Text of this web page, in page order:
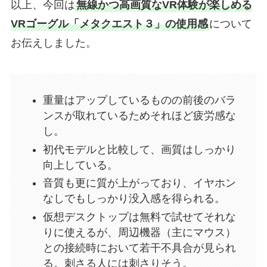
以上、今回は無線かつ高画質なVR体験が楽しめる
VRゴーグル「メタクエスト３」の使用感について
お伝えしました。
重量はアップしているものの前後のバラ
ンスが取れているためそれほど疲労感な
し。
初代モデルと比較して、画質はしっかり
向上している。
音質も更に質が上がっており、イヤホン
なしでもしっかり没入感を得られる。
仮想デスクトップは無料で試せてそれな
りに使えるが、周辺機器（主にマウス）
との接続時において若干不具合が見られ
る。刺さる人には刺さりそう。